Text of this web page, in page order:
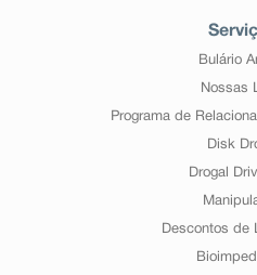
Bulário
Nossas
Programa de
Disk
Drogal
Descontos de